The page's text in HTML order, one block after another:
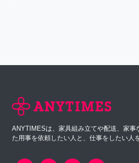
ANYTIMESは、家具組み立てや配送、家事
た用事を依頼したい人と、仕事をしたい人